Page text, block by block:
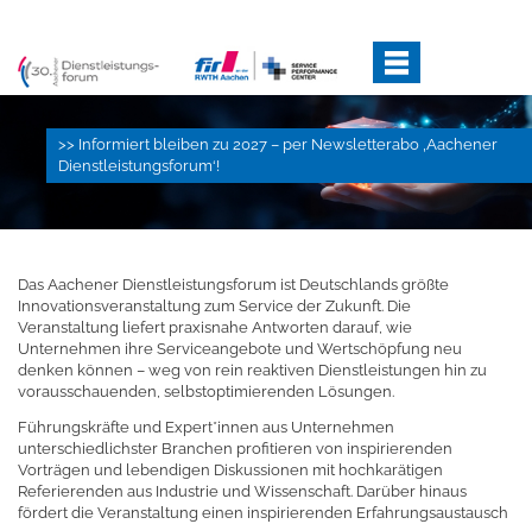
>> Informiert bleiben zu 2027 – per Newsletterabo ‚Aachener
Dienstleistungsforum‘!
Das Aachener Dienstleistungsforum ist Deutschlands größte
Innovationsveranstaltung zum Service der Zukunft. Die
Veranstaltung liefert praxisnahe Antworten darauf, wie
Unternehmen ihre Serviceangebote und Wertschöpfung neu
denken können – weg von rein reaktiven Dienstleistungen hin zu
vorausschauenden, selbstoptimierenden Lösungen.
Führungskräfte und Expert*innen aus Unternehmen
unterschiedlichster Branchen profitieren von inspirierenden
Vorträgen und lebendigen Diskussionen mit hochkarätigen
Referierenden aus Industrie und Wissenschaft. Darüber hinaus
fördert die Veranstaltung einen inspirierenden Erfahrungsaustausch